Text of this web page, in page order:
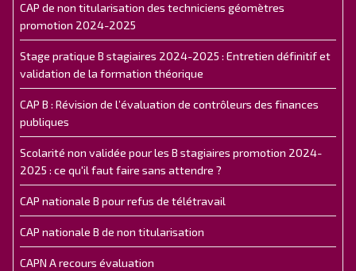
CAP de non titularisation des techniciens géomètres
promotion 2024-2025
Stage pratique B stagiaires 2024-2025 : Entretien définitif et
validation de la formation théorique
CAP B : Révision de l’évaluation de contrôleurs des finances
publiques
Scolarité non validée pour les B stagiaires promotion 2024-
2025 : ce qu'il faut faire sans attendre ?
CAP nationale B pour refus de télétravail
CAP nationale B de non titularisation
CAPN A recours évaluation